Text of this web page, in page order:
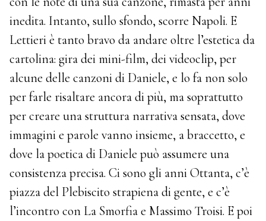
inedita. Intanto, sullo sfondo, scorre Napoli. E
Lettieri è tanto bravo da andare oltre l’estetica da
cartolina: gira dei mini-film, dei videoclip, per
alcune delle canzoni di Daniele, e lo fa non solo
per farle risaltare ancora di più, ma soprattutto
per creare una struttura narrativa sensata, dove
immagini e parole vanno insieme, a braccetto, e
dove la poetica di Daniele può assumere una
consistenza precisa. Ci sono gli anni Ottanta, c’è
piazza del Plebiscito strapiena di gente, e c’è
l’incontro con La Smorfia e Massimo Troisi. E poi